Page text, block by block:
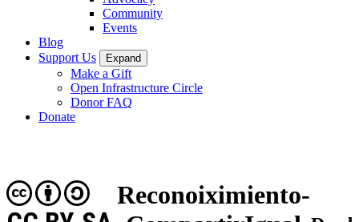
Community
Events
Blog
Support Us
Expand
Make a Gift
Open Infrastructure Circle
Donor FAQ
Donate
Reconoiximiento-